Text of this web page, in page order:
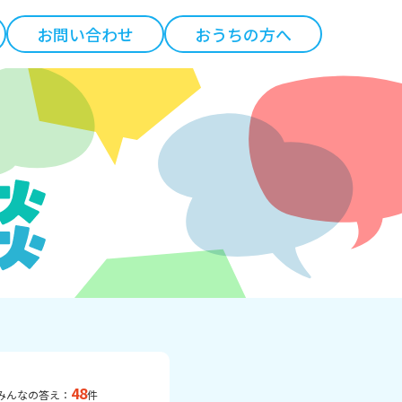
お問い合わせ おうちの方へ
んなの答え： 48件